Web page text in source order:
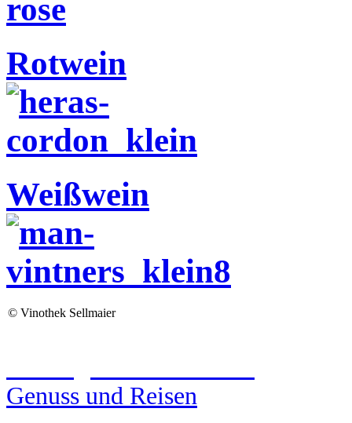
Rotwein
Weißwein
© Vinothek Sellmaier
Genuss und Reisen